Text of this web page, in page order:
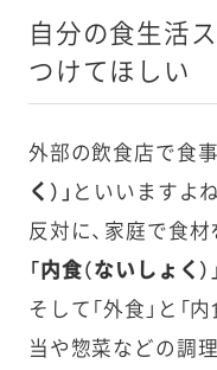
自分の食生活
つけてほしい
外部の飲食店で食
く）」 といいますよね
反対に、家庭で食
「内食（ないしょく）」
そして「外食」と「
当や惣菜などの調